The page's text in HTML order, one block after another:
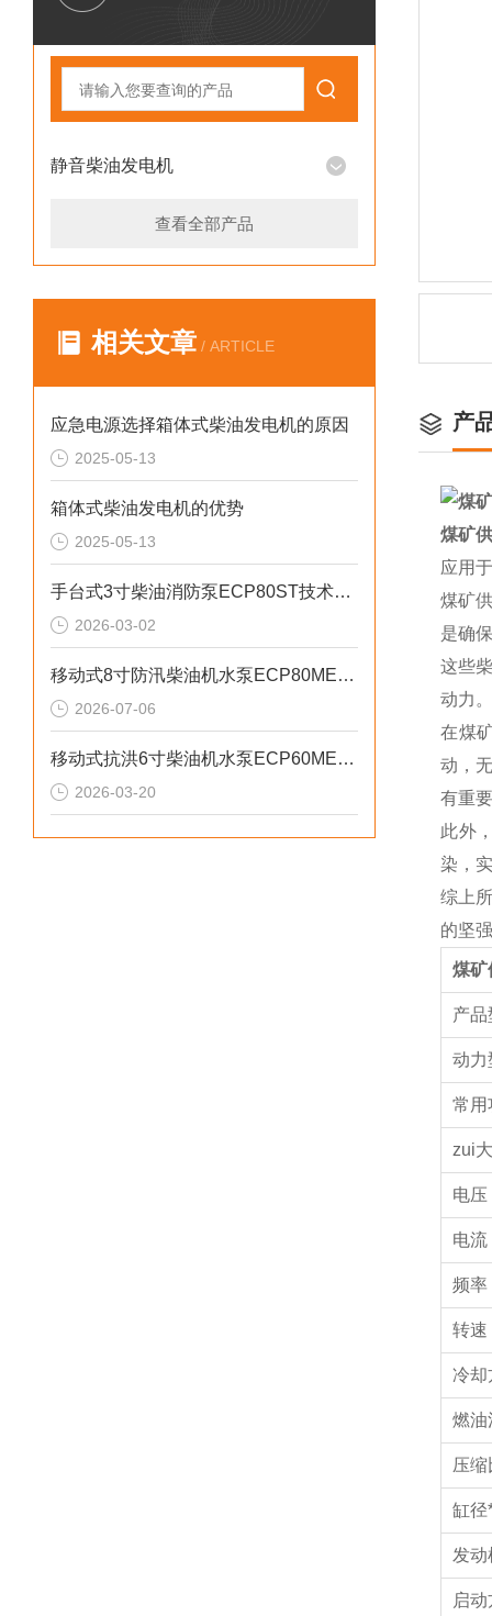
静音柴油发电机
查看全部产品
相关文章 / ARTICLE
应急电源选择箱体式柴油发电机的原因
2025-05-13
箱体式柴油发电机的优势
2025-05-13
手台式3寸柴油消防泵ECP80ST技术参数
2026-03-02
移动式8寸防汛柴油机水泵ECP80ME产品介绍
2026-07-06
移动式抗洪6寸柴油机水泵ECP60ME产品介绍
2026-03-20
产
煤矿
应用
煤矿
是确
这些
动力
在煤
动，
有重
此外
染，
综上
的坚
煤矿
产品
动力
常
zui
电
电
频
转速
冷
燃
压
缸径
发
启